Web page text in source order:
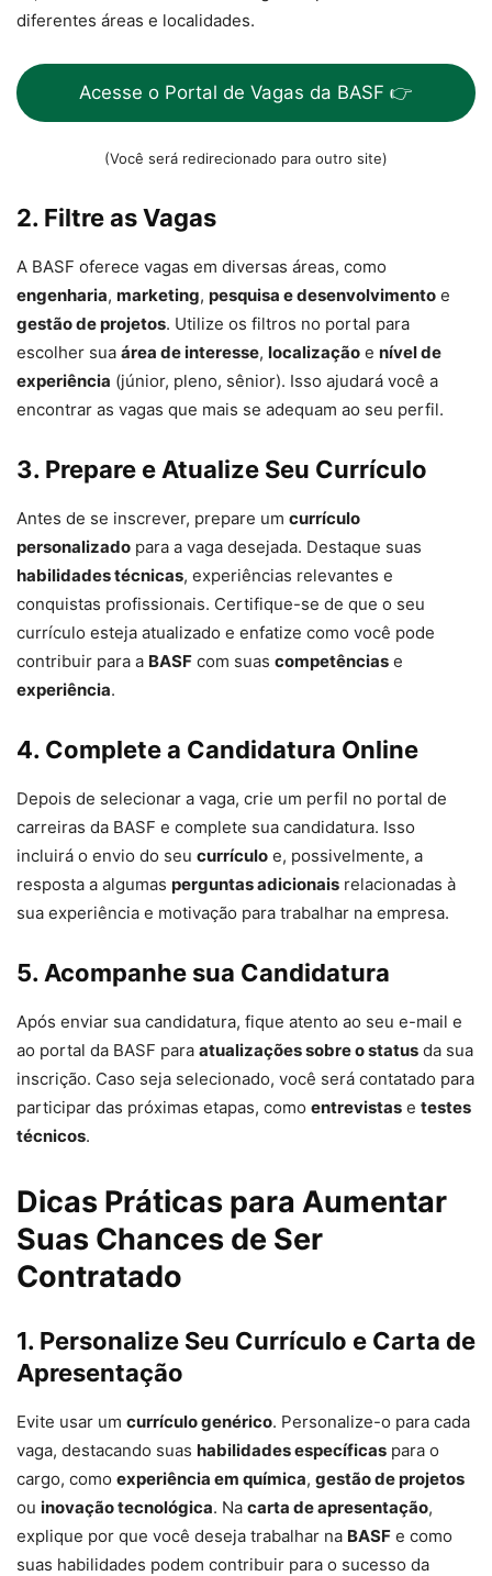
diferentes áreas e localidades.
Acesse o Portal de Vagas da BASF 👉
(Você será redirecionado para outro site)
2. Filtre as Vagas
A BASF oferece vagas em diversas áreas, como
engenharia, marketing, pesquisa e desenvolvimento e
gestão de projetos. Utilize os filtros no portal para
escolher sua área de interesse, localização e nível de
experiência (júnior, pleno, sênior). Isso ajudará você a
encontrar as vagas que mais se adequam ao seu perfil.
3. Prepare e Atualize Seu Currículo
Antes de se inscrever, prepare um currículo
personalizado para a vaga desejada. Destaque suas
habilidades técnicas, experiências relevantes e
conquistas profissionais. Certifique-se de que o seu
currículo esteja atualizado e enfatize como você pode
contribuir para a BASF com suas competências e
experiência.
4. Complete a Candidatura Online
Depois de selecionar a vaga, crie um perfil no portal de
carreiras da BASF e complete sua candidatura. Isso
incluirá o envio do seu currículo e, possivelmente, a
resposta a algumas perguntas adicionais relacionadas à
sua experiência e motivação para trabalhar na empresa.
5. Acompanhe sua Candidatura
Após enviar sua candidatura, fique atento ao seu e-mail e
ao portal da BASF para atualizações sobre o status da sua
inscrição. Caso seja selecionado, você será contatado para
participar das próximas etapas, como entrevistas e testes
técnicos.
Dicas Práticas para Aumentar
Suas Chances de Ser
Contratado
1. Personalize Seu Currículo e Carta de
Apresentação
Evite usar um currículo genérico. Personalize-o para cada
vaga, destacando suas habilidades específicas para o
cargo, como experiência em química, gestão de projetos
ou inovação tecnológica. Na carta de apresentação,
explique por que você deseja trabalhar na BASF e como
suas habilidades podem contribuir para o sucesso da